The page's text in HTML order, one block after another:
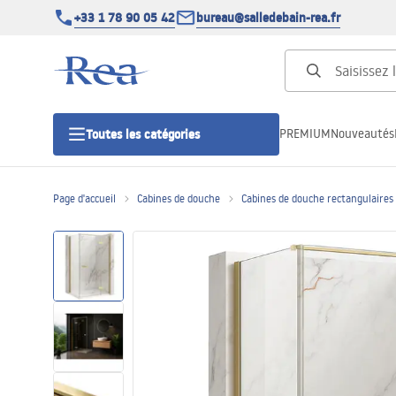
+33 1 78 90 05 42 bureau@salledebain-rea.fr
Toutes les catégories
Portes de douche
Receveurs de douche
Caniveaux de douche
PREMIUMNouveautés
Page d'accueil Cabines de douche Cabines de douche rectangulaires